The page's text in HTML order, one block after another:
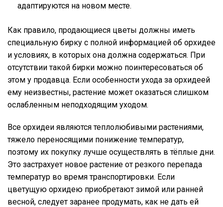
адаптируются на новом месте.
Как правило, продающиеся цветы должны иметь
специальную бирку с полной информацией об орхидее
и условиях, в которых она должна содержаться. При
отсутствии такой бирки можно поинтересоваться об
этом у продавца. Если особенности ухода за орхидеей
ему неизвестны, растение может оказаться слишком
ослабленным неподходящим уходом.
Все орхидеи являются теплолюбивыми растениями,
тяжело переносящими понижение температур,
поэтому их покупку лучше осуществлять в тёплые дни.
Это застрахует новое растение от резкого перепада
температур во время транспортировки. Если
цветущую орхидею приобретают зимой или ранней
весной, следует заранее продумать, как не дать ей